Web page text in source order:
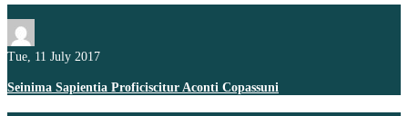
Tue, 11 July 2017
Seinima Sapientia Proficiscitur Aconti Copassuni